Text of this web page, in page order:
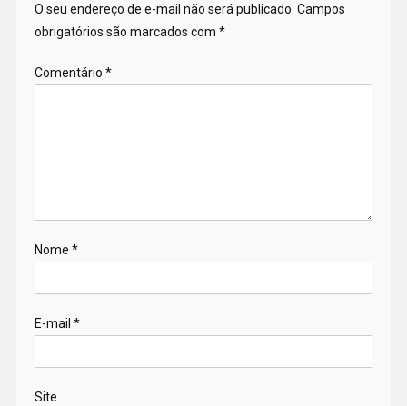
O seu endereço de e-mail não será publicado. Campos
obrigatórios são marcados com *
Comentário *
Nome *
E-mail *
Site